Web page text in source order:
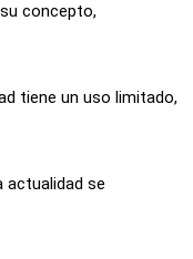
concepto,
tiene un uso limitado,
actualidad se